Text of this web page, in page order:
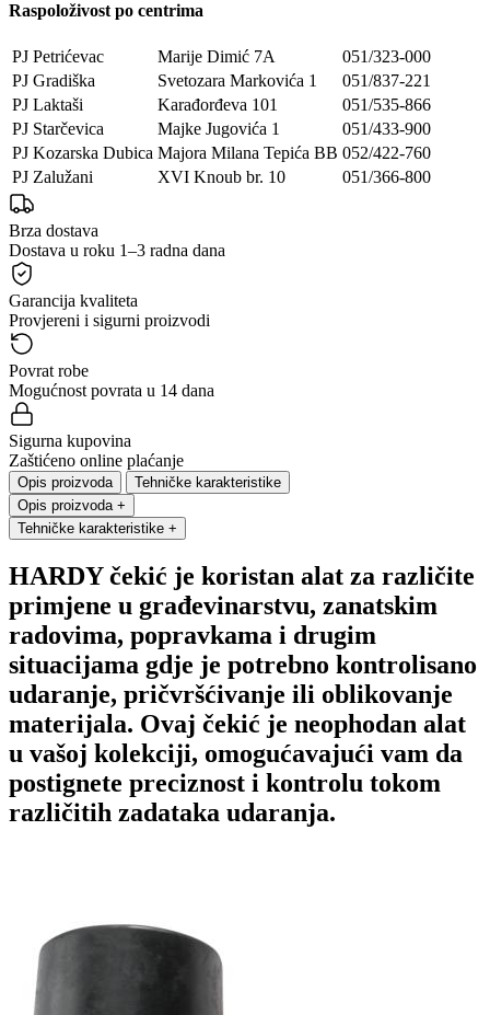
Raspoloživost po centrima
PJ Petrićevac Marije Dimić 7A
051/323-000
PJ Gradiška
Svetozara Markovića 1
051/837-221
PJ Laktaši
Karađorđeva 101
051/535-866
PJ Starčevica
Majke Jugovića 1
051/433-900
PJ Kozarska Dubica Majora Milana Tepića BB 052/422-760
PJ Zalužani
XVI Knoub br. 10 051/366-800
Brza dostava
Dostava u roku 1–3 radna dana
Garancija kvaliteta
Provjereni i sigurni proizvodi
Povrat robe
Mogućnost povrata u 14 dana
Sigurna kupovina
Zaštićeno online plaćanje
Opis proizvoda
Tehničke karakteristike
Opis proizvoda +
Tehničke karakteristike +
HARDY čekić je koristan alat za različite
primjene u građevinarstvu, zanatskim
radovima, popravkama i drugim
situacijama gdje je potrebno kontrolisano
udaranje, pričvršćivanje ili oblikovanje
materijala. Ovaj čekić je neophodan alat
u vašoj kolekciji, omogućavajući vam da
postignete preciznost i kontrolu tokom
različitih zadataka udaranja.